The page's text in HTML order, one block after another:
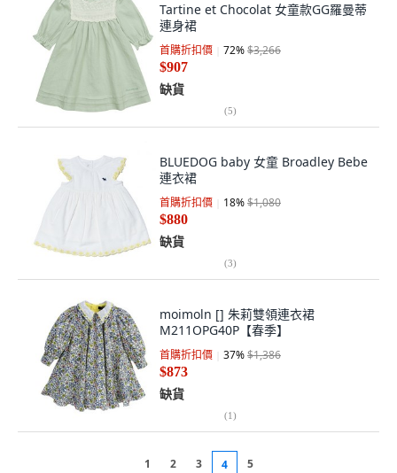
Tartine et Chocolat 女童款GG羅曼蒂
連身裙
首購折扣價 72%$3,266
$907
缺貨
(5)
BLUEDOG baby 女童 Broadley Bebe
連衣裙
首購折扣價 18%$1,080
$880
缺貨
(3)
moimoln [] 朱莉雙領連衣裙
M211OPG40P【春季】
首購折扣價 37%$1,386
$873
缺貨
(1)
1 2 3 4 5